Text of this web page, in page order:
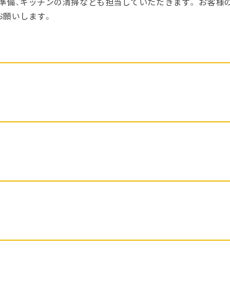
備、キッチンの清掃なども担当していただきます。 お客様
いします。